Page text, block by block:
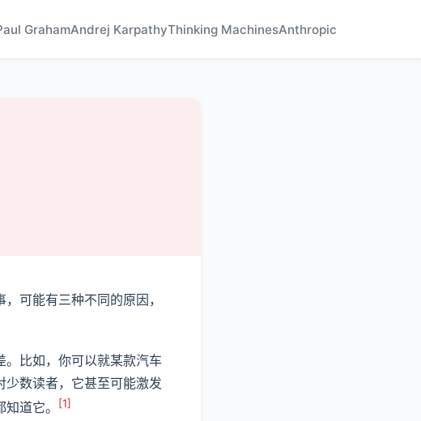
GrahamAndrej KarpathyThinking MachinesAnthropic
可能有三种不同的原因，
比如，你可以就某款汽车
数读者，它甚至可能激发
道它。
[1]